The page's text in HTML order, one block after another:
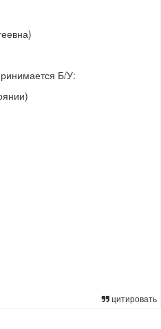
Б/У:
цитировать